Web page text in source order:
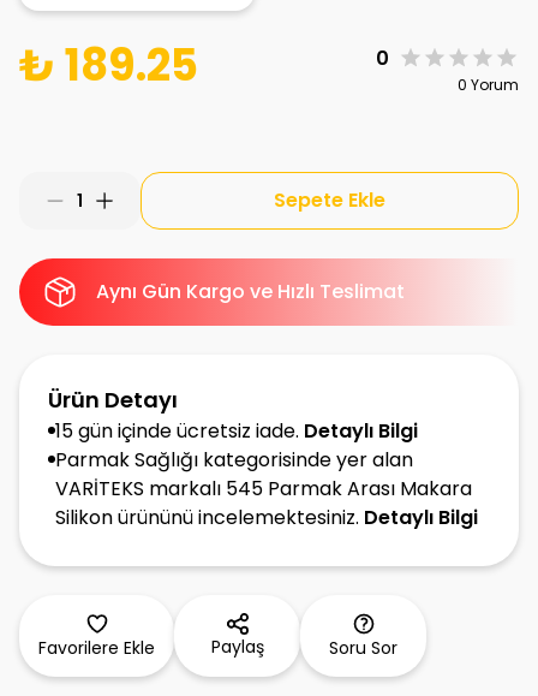
₺ 189.25 0
0 Yorum
1 Sepete Ekle
Aynı Gün Kargo ve Hızlı Teslimat
Ürün Detayı
15 gün içinde ücretsiz iade. Detaylı Bilgi
Parmak Sağlığı kategorisinde yer alan
VARİTEKS markalı 545 Parmak Arası Makara
Silikon ürününü incelemektesiniz. Detaylı Bilgi
Favorilere Ekle Paylaş Soru Sor